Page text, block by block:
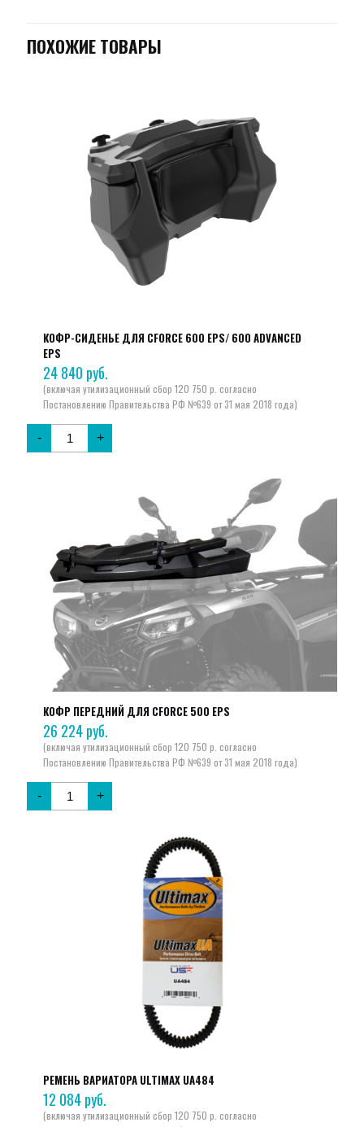
ПОХОЖИЕ ТОВАРЫ
КОФР-СИДЕНЬЕ ДЛЯ CFORCE 600 EPS/ 600 ADVANCED
EPS
24 840 руб.
- +
КОФР ПЕРЕДНИЙ ДЛЯ CFORCE 500 EPS
26 224руб.
- +
РЕМЕНЬ ВАРИАТОРА ULTIMAX UA484
12 084руб.